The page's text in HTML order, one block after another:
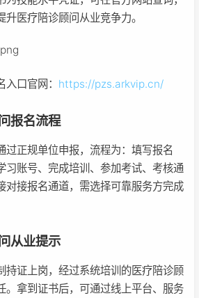
医疗陪诊顾问从业竞争力。
口官网： https://pzs.arkvip.cn/
报名流程
过正规单位申报，流程为：填写报名
习账号、完成培训、参加考试、考核通
对接报名通道，需选择可靠服务方完成
从业提示
持证上岗，经过系统培训的医疗陪诊顾
。拿到证书后，可通过线上平台、服务